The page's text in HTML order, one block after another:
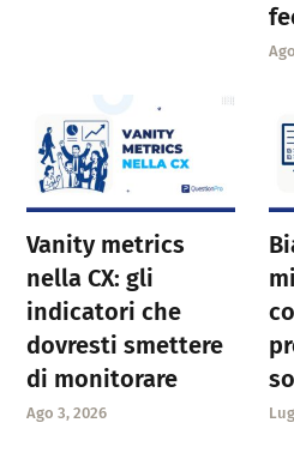
Vanity metrics
nella CX: gli
indicatori che
dovresti smettere
di monitorare
Ago 3, 2026